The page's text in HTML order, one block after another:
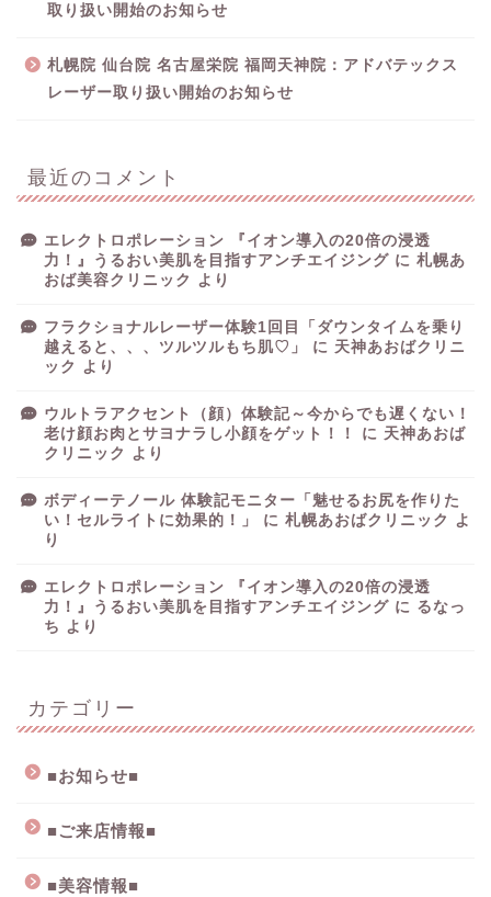
取り扱い開始のお知らせ
札幌院 仙台院 名古屋栄院 福岡天神院：アドバテックス
レーザー取り扱い開始のお知らせ
最近のコメント
エレクトロポレーション 『イオン導入の20倍の浸透
力！』うるおい美肌を目指すアンチエイジング に 札幌あ
おば美容クリニック
より
フラクショナルレーザー体験1回目「ダウンタイムを乗り
越えると、、、ツルツルもち肌♡」
に 天神あおばクリニ
ック
より
ウルトラアクセント（顔）体験記～今からでも遅くない！
老け顔お肉とサヨナラし小顔をゲット！！
に 天神あおば
クリニック
より
ボディーテノール 体験記モニター「魅せるお尻を作りた
い！セルライトに効果的！」
に 札幌あおばクリニック
よ
り
エレクトロポレーション 『イオン導入の20倍の浸透
力！』うるおい美肌を目指すアンチエイジング に るなっ
ち より
カテゴリー
■お知らせ■
■ご来店情報■
■美容情報■